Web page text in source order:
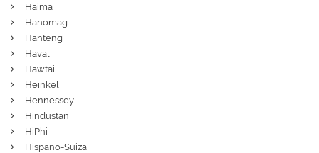
Haima
Hanomag
Hanteng
Haval
Hawtai
Heinkel
Hennessey
Hindustan
HiPhi
Hispano-Suiza